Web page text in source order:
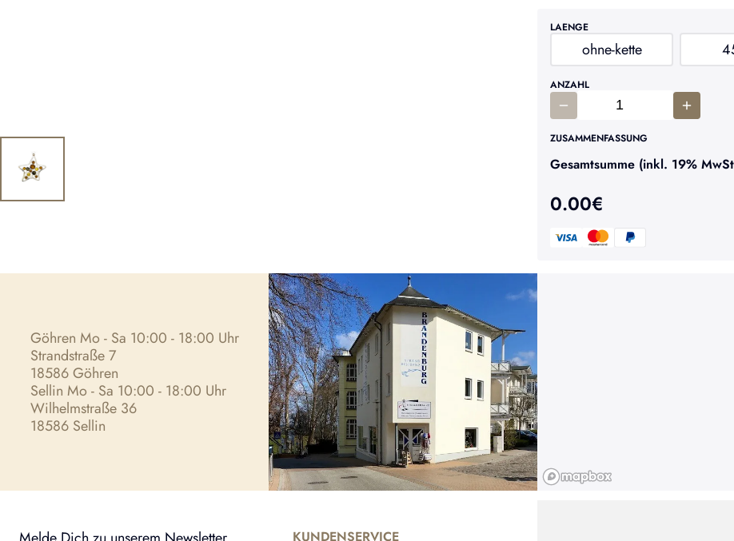
LAENGE
ohne-kette
ANZAHL
ZUSAMMENFASSUNG
Gesamtsumme (inkl. 19%
0.00€
Göhren Mo - Sa 10:00 - 18:00 Uhr
Strandstraße 7
18586 Göhren
Sellin Mo - Sa 10:00 - 18:00 Uhr
Wilhelmstraße 36
18586 Sellin
KUNDENSERVICE